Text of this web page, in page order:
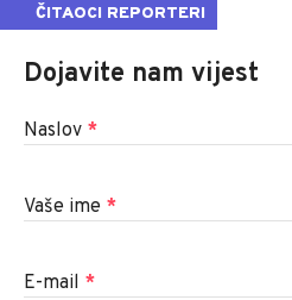
ČITAOCI REPORTERI
Dojavite nam vijest
Naslov *
Vaše ime *
E-mail *